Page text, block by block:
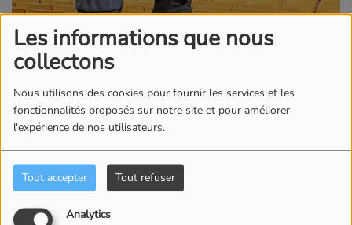
Les informations que nous
collectons
Nous utilisons des cookies pour fournir les services et les
fonctionnalités proposés sur notre site et pour améliorer
l'expérience de nos utilisateurs.
Tout accepter Tout refuser
Analytics